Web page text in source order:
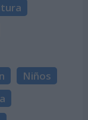
Niños